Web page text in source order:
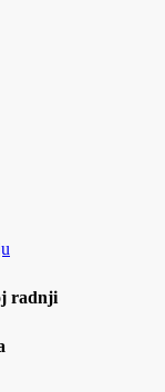
radnji